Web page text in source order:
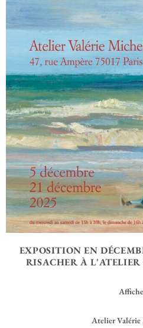
EXPOSITION EN
RISACHER À
Atelier